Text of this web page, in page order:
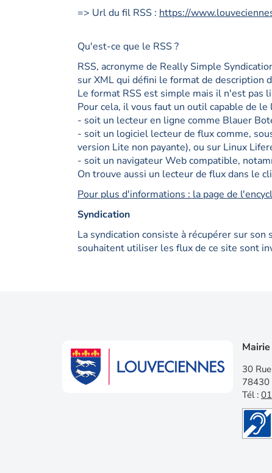
=> Url du fil RSS : https://
Qu'est-ce que le RSS ?
RSS, acronyme de Really Simple
sur XML qui défini le format de description
Le format RSS est simple mais il n'est pas
Pour cela, il vous faut un outil capable de le
- soit un lecteur en ligne comme Blauer
- soit un logiciel lecteur de flux comme,
version Lite non payante), ou sur Linux
- soit un navigateur Web compatible,
On trouve aussi un lecteur de flux dans le
Pour plus d'informations : la page de
Syndication
La syndication consiste à récupérer sur
souhaitent utiliser les flux de ce site sont
30
78430
Tél :